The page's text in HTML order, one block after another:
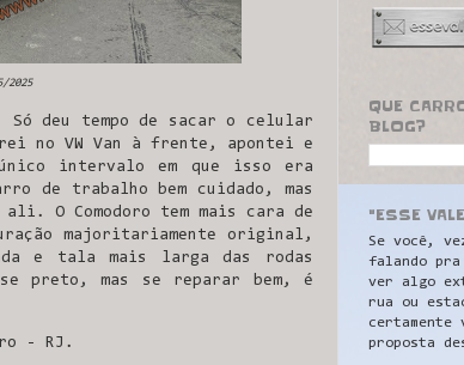
2025
Só deu tempo de sacar o celular
no VW Van à frente, apontei e
intervalo em que isso era
de trabalho bem cuidado, mas
ali. O Comodoro tem mais cara de
majoritariamente original,
e tala mais larga das rodas
preto, mas se reparar bem, é
- RJ.
QUE
BLOG?
"ESSE
Se você,
falando pra
ver algo
rua ou
proposta